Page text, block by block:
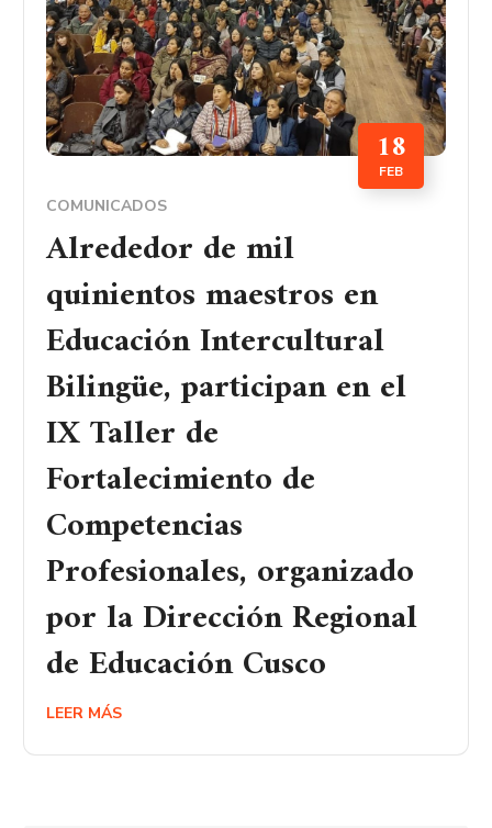
18
FEB
COMUNICADOS
Alrededor de mil
quinientos maestros en
Educación Intercultural
Bilingüe, participan en el
IX Taller de
Fortalecimiento de
Competencias
Profesionales, organizado
por la Dirección Regional
de Educación Cusco
LEER MÁS